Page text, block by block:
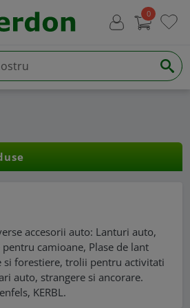
0
accesorii auto: Lanturi auto,
camioane, Plase de lant
si forestiere, trolii pentru activitati
auto, strangere si ancorare.
KERBL.